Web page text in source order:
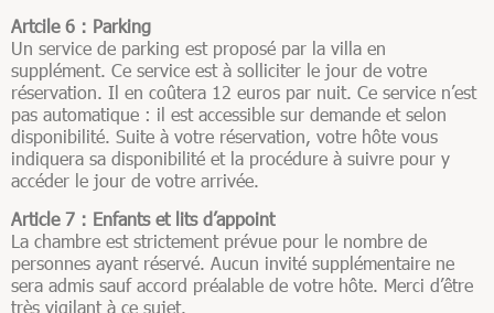
Artcile 6 : Parking
Un service de parking est proposé par la villa en
supplément. Ce service est à solliciter le jour de votre
réservation. Il en coûtera 12 euros par nuit. Ce service n’est
pas automatique : il est accessible sur demande et selon
disponibilité. Suite à votre réservation, votre hôte vous
indiquera sa disponibilité et la procédure à suivre pour y
accéder le jour de votre arrivée.
Article 7 : Enfants et lits d’appoint
La chambre est strictement prévue pour le nombre de
personnes ayant réservé. Aucun invité supplémentaire ne
sera admis sauf accord préalable de votre hôte. Merci d’être
très vigilant à ce sujet.